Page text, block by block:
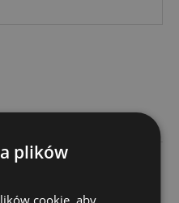
płatności
chronić termoizolację
tej pochodzącej z
osoby przebywające w
plików
cookie, aby